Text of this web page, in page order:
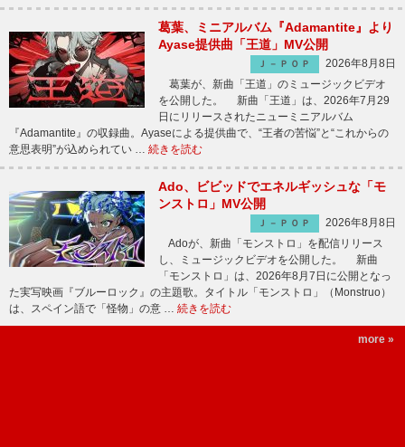
葛葉、ミニアルバム『Adamantite』より
Ayase提供曲「王道」MV公開
Ｊ－ＰＯＰ
2026年8月8日
葛葉が、新曲「王道」のミュージックビデオ
を公開した。 新曲「王道」は、2026年7月29
日にリリースされたニューミニアルバム
『Adamantite』の収録曲。Ayaseによる提供曲で、“王者の苦悩”と“これからの
意思表明”が込められてい … 続きを読む
Ado、ビビッドでエネルギッシュな「モ
ンストロ」MV公開
Ｊ－ＰＯＰ
2026年8月8日
Adoが、新曲「モンストロ」を配信リリース
し、ミュージックビデオを公開した。 新曲
「モンストロ」は、2026年8月7日に公開となっ
た実写映画『ブルーロック』の主題歌。タイトル「モンストロ」（Monstruo）
は、スペイン語で「怪物」の意 … 続きを読む
more »